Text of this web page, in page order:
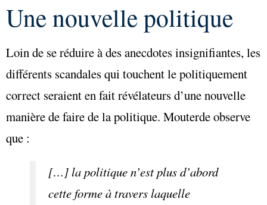
Une nouvelle politique
Loin de se réduire à des anecdotes insignifiantes, les
différents scandales qui touchent le politiquement
correct seraient en fait révélateurs d’une nouvelle
manière de faire de la politique. Mouterde observe
que :
[…] la politique n’est plus d’abord
cette forme à travers laquelle